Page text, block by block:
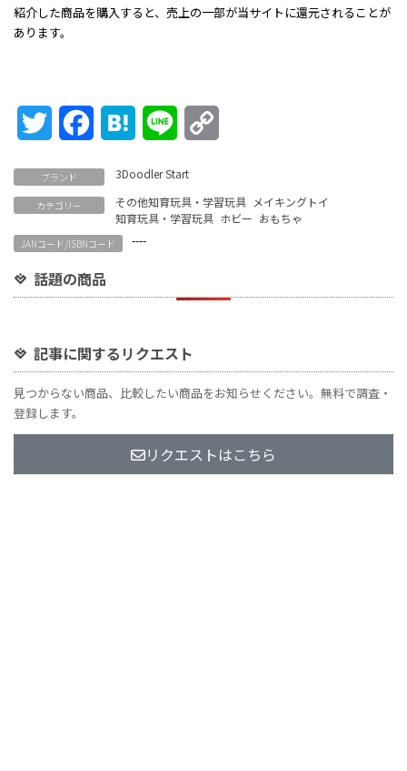
紹介した商品を購入すると、売上の一部が当サイトに還元されることが
あります。
Twitter FacebookHatena Line
ブランド 3Doodler Start
カテゴリー その他知育玩具・学習玩具 メイキングトイ
知育玩具・学習玩具 ホビー おもちゃ
JANコード/ISBNコード ----
話題の商品
記事に関するリクエスト
見つからない商品、比較したい商品をお知らせください。無料で調査・
登録します。
リクエストはこちら